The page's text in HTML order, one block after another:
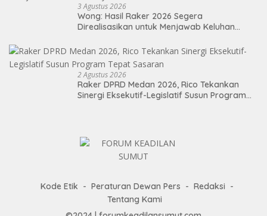
3 Agustus 2026
Wong: Hasil Raker 2026 Segera
Direalisasikan untuk Menjawab Keluhan
2 Agustus 2026
Raker DPRD Medan 2026, Rico Tekankan
Sinergi Eksekutif-Legislatif Susun Program
Kode Etik Peraturan Dewan Pers
Redaksi
Tentang Kami